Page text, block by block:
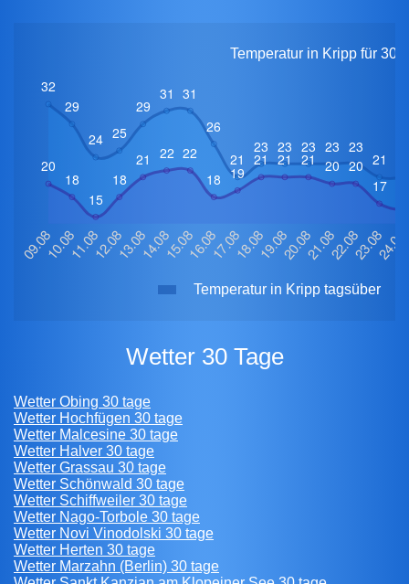
Temperatur in Kripp für 30
Temperatur in Kripp tagsüber
Wetter 30 Tage
Wetter Obing 30 tage
Wetter Hochfügen 30 tage
Wetter Malcesine 30 tage
Wetter Halver 30 tage
Wetter Grassau 30 tage
Wetter Schönwald 30 tage
Wetter Schiffweiler 30 tage
Wetter Nago-Torbole 30 tage
Wetter Novi Vinodolski 30 tage
Wetter Herten 30 tage
Wetter Marzahn (Berlin) 30 tage